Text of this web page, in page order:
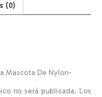
(0)
Mascota De Nylon-
no será publicada. Los